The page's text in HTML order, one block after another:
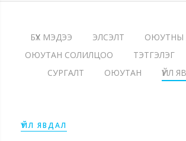
БҮХ МЭДЭЭ ЭЛСЭЛТ
ОЮУТНЫ
ОЮУТАН СОЛИЛЦОО
ТЭТГЭЛЭГ
СУРГАЛТ
ОЮУТАН ҮЙЛ
ҮЙЛ ЯВДАЛ